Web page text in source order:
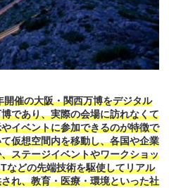
催の大阪・関西万博をデジタル
であり、実際の会場に訪れなくて
イベントに参加できるのが特徴で
仮想空間内を移動し、各国や企業
ステージイベントやワークショッ
などの先端技術を駆使してリアル
れ、教育・医療・環境といった社